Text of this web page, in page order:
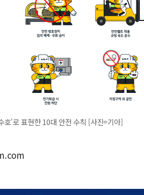
호'로 표현한 10대 안전 수칙 [사진=기아]